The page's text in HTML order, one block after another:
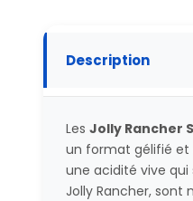
Description
Les Jolly Rancher
un format gélifié et
une acidité vive
Jolly Rancher, sont